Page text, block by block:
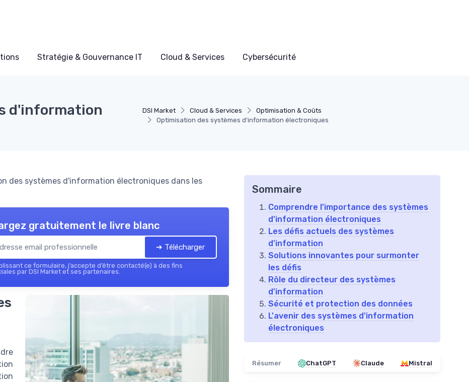
Stratégie & Gouvernance IT Cloud & Services Cybersécurité
DSI Market Cloud & Services
Optimisation & Coûts
Optimisation des systèmes d'information électroniques
d'information
des systèmes d'information électroniques dans les
gratuitement le livre blanc
➔ Télécharger
ce formulaire, j’accepte d’être contacté(e) à des fins
par DSI Market et ses partenaires.
Sommaire
Comprendre l'importance des systèmes
d'information électroniques
Les défis actuels des systèmes
d'information
Solutions innovantes pour surmonter
les défis
Rôle du directeur des systèmes
d'information
Sécurité et protection des données
L'avenir des systèmes d'information
électroniques
Résumer ChatGPT Claude Mistral